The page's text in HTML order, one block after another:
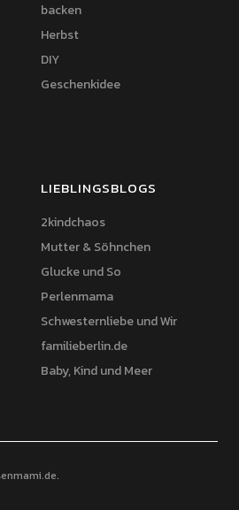
backen
Herbst
DIY
Geschenkidee
LIEBLINGSBLOGS
2kindchaos
Mutter & Söhnchen
Glucke und So
Perlenmama
Schwesternliebe und Wir
familieberlin.de
Baby, Kind und Meer